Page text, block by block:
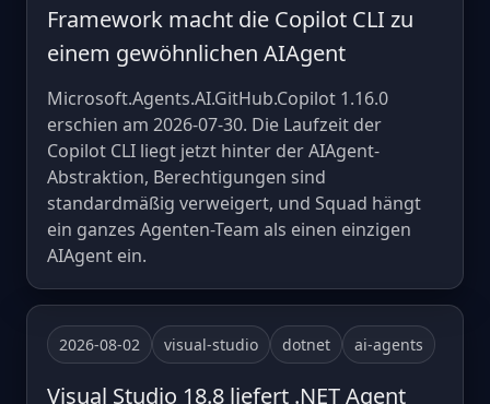
Framework macht die Copilot CLI zu
einem gewöhnlichen AIAgent
Microsoft.Agents.AI.GitHub.Copilot 1.16.0
erschien am 2026-07-30. Die Laufzeit der
Copilot CLI liegt jetzt hinter der AIAgent-
Abstraktion, Berechtigungen sind
standardmäßig verweigert, und Squad hängt
ein ganzes Agenten-Team als einen einzigen
AIAgent ein.
2026-08-02 visual-studio dotnet ai-agents
Visual Studio 18.8 liefert .NET Agent